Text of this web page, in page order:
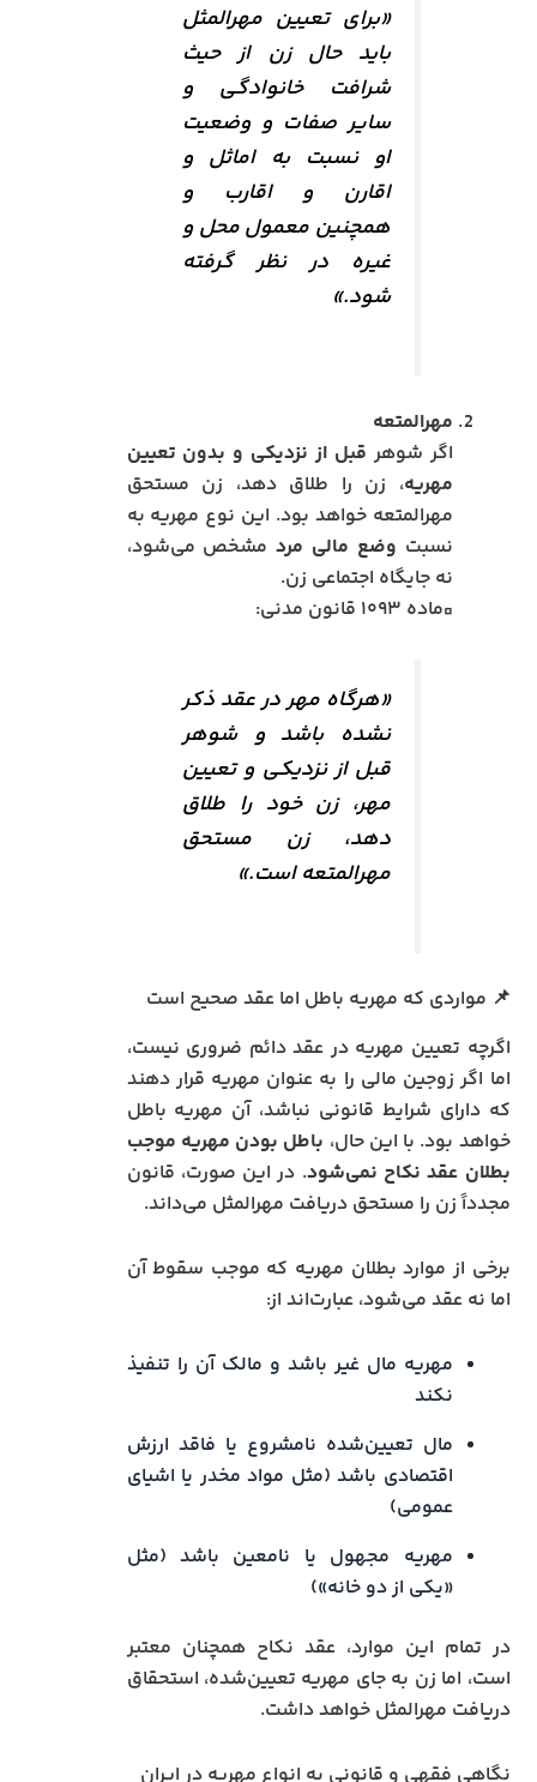
«برای تعیین مهرالمثل
باید حال زن از حیث
شرافت خانوادگی و
سایر صفات و وضعیت
او نسبت به اماثل و
اقارن و اقارب و
همچنین معمول محل و
غیره در نظر گرفته
شود.»
مهرالمتعه
اگر شوهر قبل از نزدیکی و بدون تعیین
مهریه، زن را طلاق دهد، زن مستحق
مهرالمتعه خواهد بود. این نوع مهریه به
نسبت وضع مالی مردمشخص می‌شود،
نه جایگاه اجتماعی زن.
▫️ماده ۱۰۹۳ قانون مدنی:
«هرگاه مهر در عقد ذکر
نشده باشد و شوهر
قبل از نزدیکی و تعیین
مهر، زن خود را طلاق
دهد، زن مستحق
مهرالمتعه است.»
📌 مواردی که مهریه باطل اما عقد صحیح است
اگرچه تعیین مهریه در عقد دائم ضروری نیست،
اما اگر زوجین مالی را به عنوان مهریه قرار دهند
که دارای شرایط قانونی نباشد، آن مهریه باطل
خواهد بود. با این حال، باطل بودن مهریه موجب
بطلان عقد نکاح نمی‌شود. در این صورت، قانون
مجدداً زن را مستحق دریافت مهرالمثل می‌داند.
برخی از موارد بطلان مهریه که موجب سقوط آن
اما نه عقد می‌شود، عبارت‌اند از:
مهریه مال غیر باشد و مالک آن را تنفیذ
نکند
مال تعیین‌شده نامشروع یا فاقد ارزش
اقتصادی باشد (مثل مواد مخدر یا اشیای
عمومی)
مهریه مجهول یا نامعین باشد (مثل
«یکی از دو خانه»)
در تمام این موارد، عقد نکاح همچنان معتبر
است، اما زن به جای مهریه تعیین‌شده، استحقاق
دریافت مهرالمثل خواهد داشت.
نگاهی فقهی و قانونی به انواع مهریه در ایران